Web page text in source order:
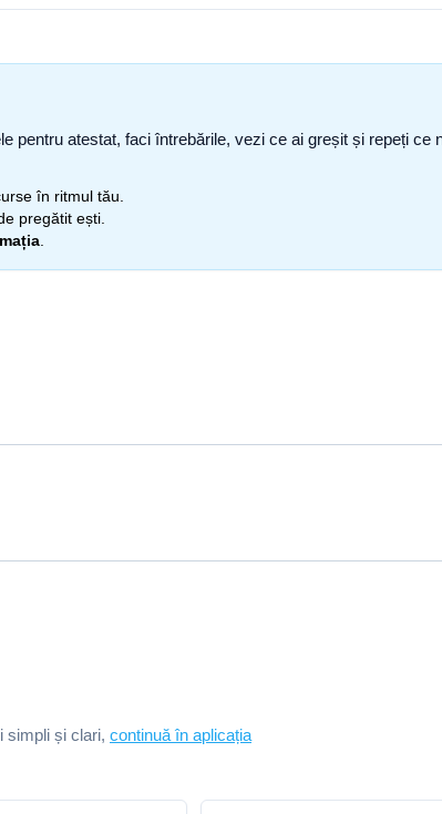
pentru atestat, faci întrebările, vezi ce ai greșit și repeți
în ritmul tău.
pregătit ești.
simpli și clari, continuă în aplicația